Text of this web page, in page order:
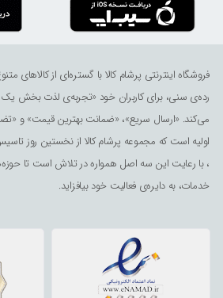
فروشگاه اینترنتی پرشام کالا با گستره‌ای از کالاهای
رده‌ی سنی، برای کاربران خود «تجربه‌ی لذت ‌بخش یک
می‌کند. «ارسال سریع»، «ضمانت بهترین قیمت» و
اولیه است که مجموعه پرشام کالا از نخستین روز
، با رعایت این سه اصل همواره در تلاش است تا
خدمات، به دایره‌ی فعالیت خود بیافزاید.